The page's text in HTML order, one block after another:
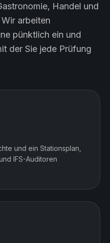
Handel und
arbeiten
pünktlich ein und
der Sie jede Prüfung
und ein Stationsplan,
IFS-Auditoren